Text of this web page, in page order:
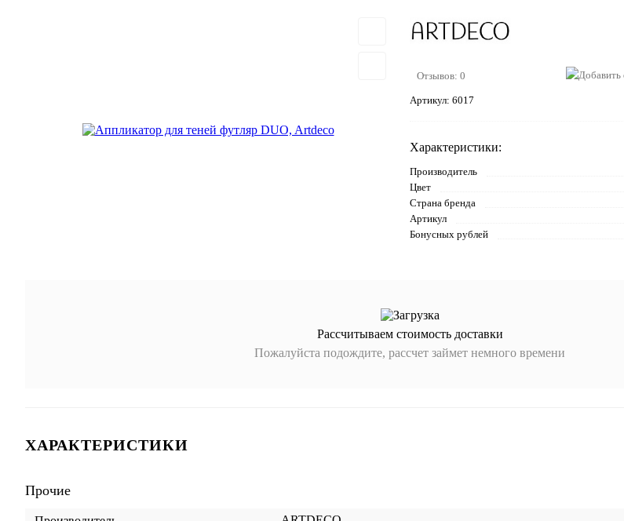
Отзывов: 0
Артикул: 6017
Характеристики:
Производитель
Цвет
Страна бренда
Артикул
Бонусных рублей
Рассчитываем стоимость доставки
Пожалуйста подождите, рассчет займет немного времени
ХАРАКТЕРИСТИКИ
Прочие